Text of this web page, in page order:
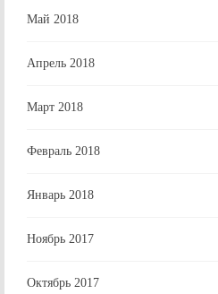
Май 2018
Апрель 2018
Март 2018
Февраль 2018
Январь 2018
Ноябрь 2017
Октябрь 2017